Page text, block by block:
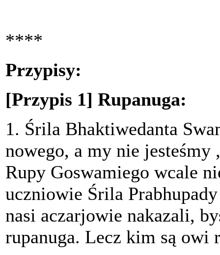
****
Przypisy:
[Przypis 1] Rupanuga:
1. Śrila Bhaktiwedanta
nowego, a my nie jesteśmy
Rupy Goswamiego wcale
uczniowie Śrila
nasi aczarjowie nakazali,
rupanuga. Lecz kim są owi